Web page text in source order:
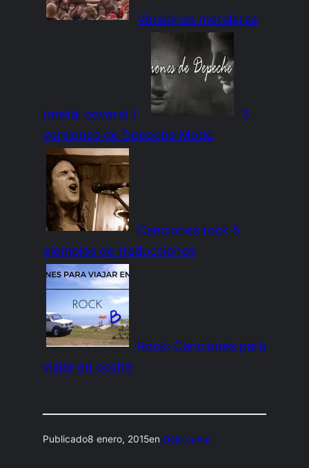
Versiones metaleras
(metal covers) I
5
versiones de Depeche Mode
Canciones rock 5
ejemplos de traducciones
Rock: Canciones para
viajar en coche
Publicado8 enero, 2015en¡Dale caña!